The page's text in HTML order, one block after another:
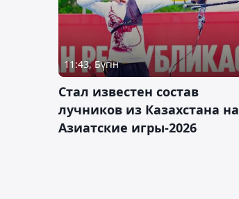
11:43, Бүгін
Стал известен состав
лучников из Казахстана на
Азиатские игры-2026